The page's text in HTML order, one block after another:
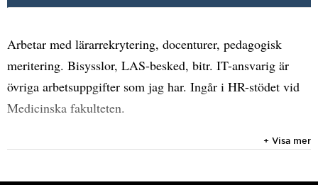
Arbetar med lärarrekrytering, docenturer, pedagogisk
meritering. Bisysslor, LAS-besked, bitr. IT-ansvarig är
övriga arbetsuppgifter som jag har. Ingår i HR-stödet vid
Medicinska fakulteten.
+ Visa mer